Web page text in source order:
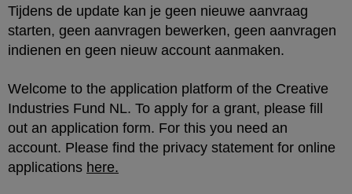
Tijdens de update kan je geen nieuwe aanvraag
starten, geen aanvragen bewerken, geen aanvragen
indienen en geen nieuw account aanmaken.
Welcome to the application platform of the Creative
Industries Fund NL. To apply for a grant, please fill
out an application form. For this you need an
account. Please find the privacy statement for online
applications here.